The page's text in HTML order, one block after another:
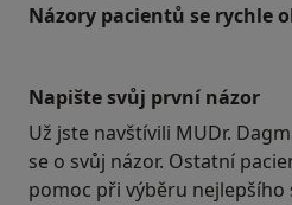
Názory pacientů se rychle
Napište svůj první názor
Už jste navštívili MUDr.
se o svůj názor. Ostatní
pomoc při výběru nejlepšího